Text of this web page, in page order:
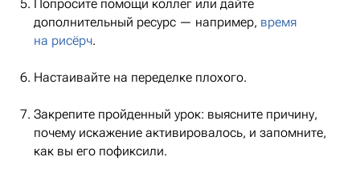
Попросите помощи коллег или дайте
дополнительный ресурс — например, время
на рисёрч.
Настаивайте на переделке плохого.
Закрепите пройденный урок: выясните причину,
почему искажение активировалось, и запомните,
как вы его пофиксили.